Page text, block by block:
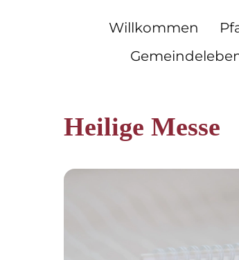
Willkommen
Heilige Messe